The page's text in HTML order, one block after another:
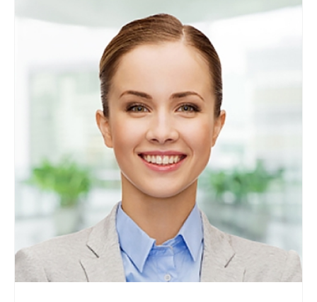
+7 800 900-80-90
no-reply@intecweb.ru